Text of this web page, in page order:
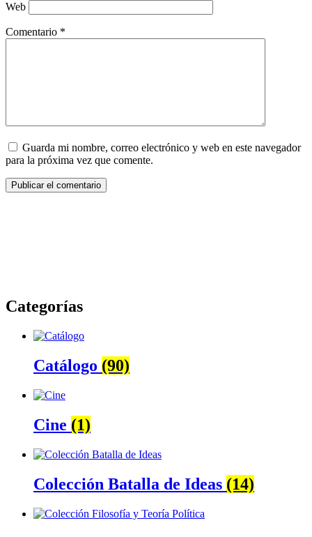
Web
Comentario *
Guarda mi nombre, correo electrónico y web en este navegador
para la próxima vez que comente.
Categorías
Catálogo (90)
Cine (1)
Colección Batalla de Ideas (14)